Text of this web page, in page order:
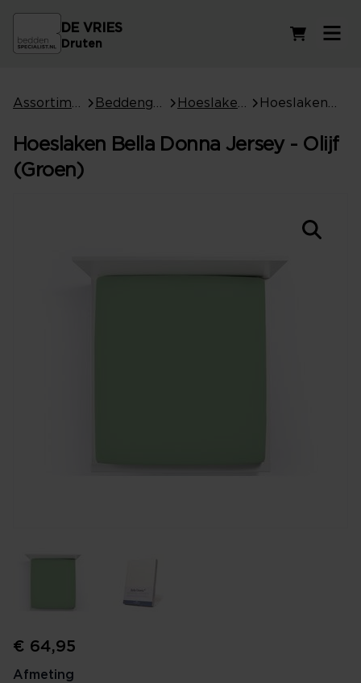
DE VRIES
Druten
Hoeslaken Bella Donna Jersey - Olijf
(Groen)
€ 64,95
Afmeting